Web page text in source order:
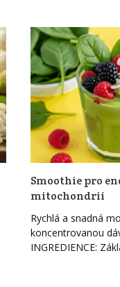
Smoothie pro
mitochondrií
Rychlá a snadná
koncentrovanou
INGREDIENCE: